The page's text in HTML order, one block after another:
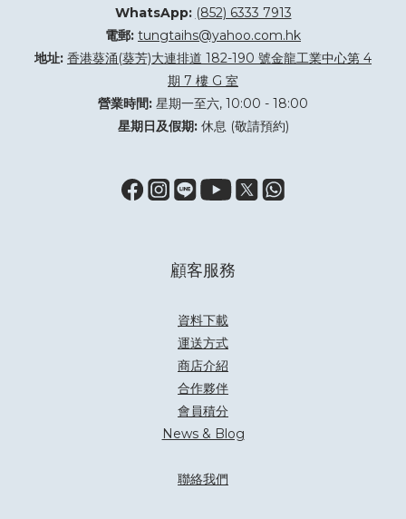
WhatsApp: (852) 6333 7913
電郵: tungtaihs@yahoo.com.hk
地址: 香港葵涌(葵芳)大連排道 182-190 號金龍工業中心第 4
期 7 樓 G 室
營業時間: 星期一至六, 10:00 - 18:00
星期日及假期:休息 (敬請預約)
顧客服務
資料下載
運送方式
商店介紹
合作夥伴
會員積分
News & Blog
聯絡我們